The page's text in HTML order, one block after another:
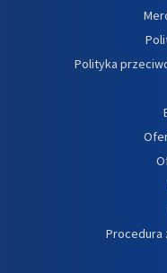
Polityka
Procedura